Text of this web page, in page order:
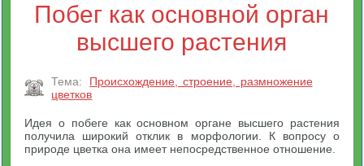
Побег как основной орган
высшего растения
Тема:
Происхождение, строение, размножение
цветков
Идея о побеге как основном органе высшего растения
получила широкий отклик в морфологии. К вопросу о
природе цветка она имеет непосредственное отношение.